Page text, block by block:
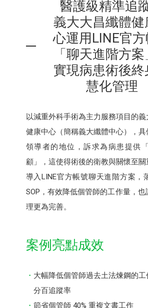
醫護級精準追
義大大昌纖體健
心運用LINE官
「聊天進階方案
實現病患術後終
慧化管理
以減重外科手術為主力服務項目的
健康中心（簡稱義大纖體中心），
領導者的地位，訴求為病患提供
顧」，這使得術後的衛教與關懷至
導入LINE官方帳號聊天進階方案，
SOP，有效降低個管師的工作量，
理更為完善。
案例亮點成效
大幅降低個管師過去土法煉鋼的
分百追蹤率
節省個管師 40% 重複文書工作